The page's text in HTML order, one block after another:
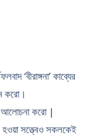
‘বীরাঙ্গনা’ কাব্যের
করো।
আলোচনা করো |
হওয়া সত্ত্বেও সকলকেই